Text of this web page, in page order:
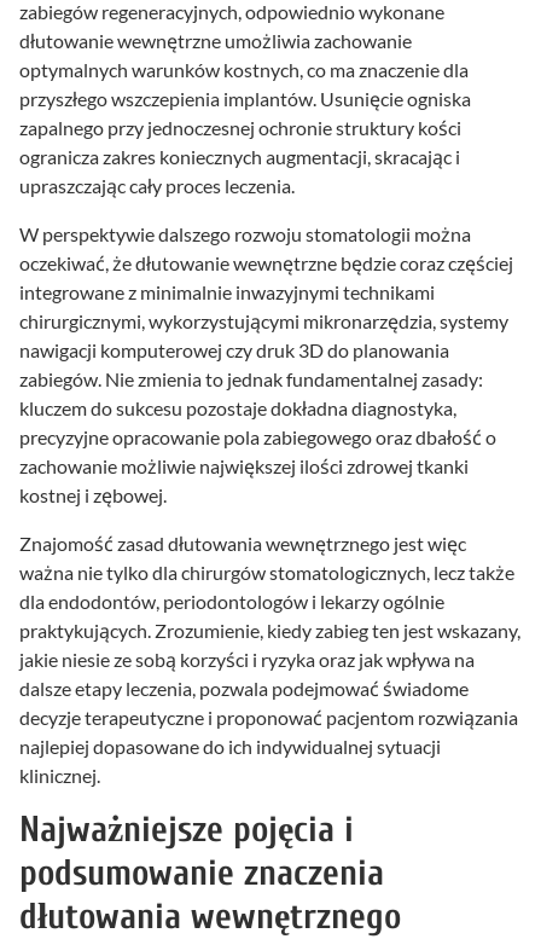
zabiegów regeneracyjnych, odpowiednio wykonane
dłutowanie wewnętrzne umożliwia zachowanie
optymalnych warunków kostnych, co ma znaczenie dla
przyszłego wszczepienia implantów. Usunięcie ogniska
zapalnego przy jednoczesnej ochronie struktury kości
ogranicza zakres koniecznych augmentacji, skracając i
upraszczając cały proces leczenia.
W perspektywie dalszego rozwoju stomatologii można
oczekiwać, że dłutowanie wewnętrzne będzie coraz częściej
integrowane z minimalnie inwazyjnymi technikami
chirurgicznymi, wykorzystującymi mikronarzędzia, systemy
nawigacji komputerowej czy druk 3D do planowania
zabiegów. Nie zmienia to jednak fundamentalnej zasady:
kluczem do sukcesu pozostaje dokładna diagnostyka,
precyzyjne opracowanie pola zabiegowego oraz dbałość o
zachowanie możliwie największej ilości zdrowej tkanki
kostnej i zębowej.
Znajomość zasad dłutowania wewnętrznego jest więc
ważna nie tylko dla chirurgów stomatologicznych, lecz także
dla endodontów, periodontologów i lekarzy ogólnie
praktykujących. Zrozumienie, kiedy zabieg ten jest wskazany,
jakie niesie ze sobą korzyści i ryzyka oraz jak wpływa na
dalsze etapy leczenia, pozwala podejmować świadome
decyzje terapeutyczne i proponować pacjentom rozwiązania
najlepiej dopasowane do ich indywidualnej sytuacji
klinicznej.
Najważniejsze pojęcia i
podsumowanie znaczenia
dłutowania wewnętrznego